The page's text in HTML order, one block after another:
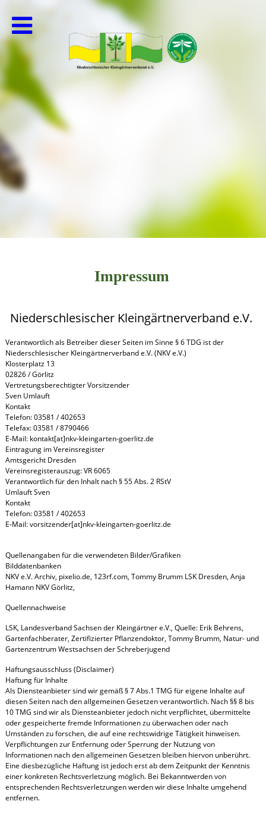
Impressum
Niederschlesischer Kleingärtnerverband e.V.
Verantwortlich als Betreiber dieser Seiten im Sinne § 6 TDG ist der
Niederschlesischer Kleingärtnerverband e.V. (NKV e.V.)
Klosterplatz 13
02826 / Görlitz
Vertretungsberechtigter Vorsitzender
Sven Umlauft
Kontakt
Telefon: 03581 / 402653
Telefax: 03581 / 8790466
E-Mail: kontakt[at]nkv-kleingarten-goerlitz.de
Eintragung im Vereinsregister
Amtsgericht Dresden
Vereinsregisterauszug: VR 6065
Verantwortlich für den Inhalt nach § 55 Abs. 2 RStV
Umlauft Sven
Kontakt
Telefon: 03581 / 402653
E-Mail: vorsitzender[at]nkv-kleingarten-goerlitz.de
Quellenangaben für die verwendeten Bilder/Grafiken
Bilddatenbanken
NKV e.V. Archiv, pixelio.de, 123rf.com, Tommy Brumm LSK Dresden, Anja
Hamann NKV Görlitz,
Quellennachweise
LSK, Landesverband Sachsen der Kleingärtner e.V., Quelle: Erik Behrens,
Gartenfachberater, Zertifizierter Pflanzendoktor, Tommy Brumm, Natur- und
Gartenzentrum Westsachsen der Schreberjugend
Haftungsausschluss (Disclaimer)
Haftung für Inhalte
Als Diensteanbieter sind wir gemäß § 7 Abs.1 TMG für eigene Inhalte auf
diesen Seiten nach den allgemeinen Gesetzen verantwortlich. Nach §§ 8 bis
10 TMG sind wir als Diensteanbieter jedoch nicht verpflichtet, übermittelte
oder gespeicherte fremde Informationen zu überwachen oder nach
Umständen zu forschen, die auf eine rechtswidrige Tätigkeit hinweisen.
Verpflichtungen zur Entfernung oder Sperrung der Nutzung von
Informationen nach den allgemeinen Gesetzen bleiben hiervon unberührt.
Eine diesbezügliche Haftung ist jedoch erst ab dem Zeitpunkt der Kenntnis
einer konkreten Rechtsverletzung möglich. Bei Bekanntwerden von
entsprechenden Rechtsverletzungen werden wir diese Inhalte umgehend
entfernen.